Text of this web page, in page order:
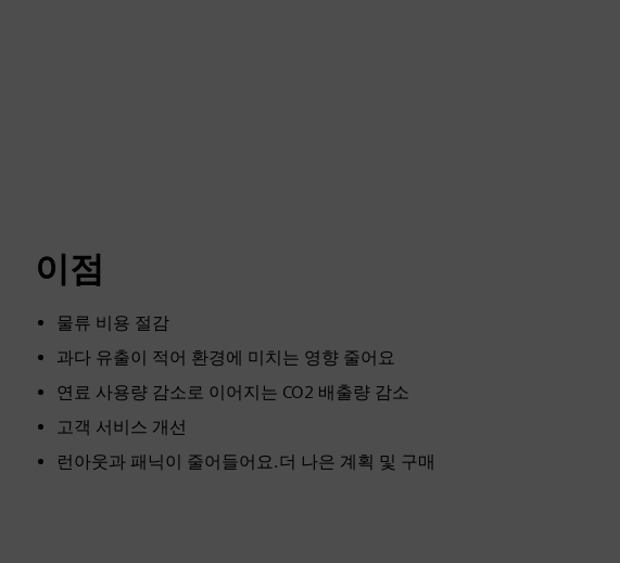
이점
물류 비용 절감
과다 유출이 적어 환경에 미치는 영향 줄어요
연료 사용량 감소로 이어지는 CO2 배출량 감소
고객 서비스 개선
런아웃과 패닉이 줄어들어요.더 나은 계획 및 구매